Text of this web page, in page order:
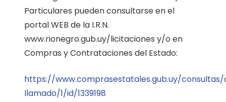
Particulares pueden consultarse en el
portal WEB de la I.R.N.
www.rionegro.gub.uy/licitaciones y/o en
Compras y Contrataciones del Estado:
https://www.comprasestatales.gub.uy/
llamado/1/id/1339198